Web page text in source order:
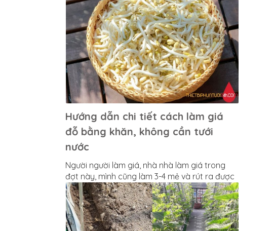
Hướng dẫn chi tiết cách làm giá
đỗ bằng khăn, không cần tưới
nước
Người người làm giá, nhà nhà làm giá trong
đợt này, mình cũng làm 3-4 mẻ và rút ra được
chút kinh nghiệm nên muốn chia sẻ tới mọi
người. Cách làm giá trắng và mập không mất
công tưới nước chỉ sau 2,5-3 ngày là thu
hoạch